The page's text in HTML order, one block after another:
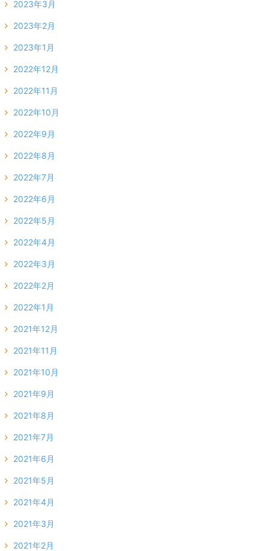
2023年3月
2023年2月
2023年1月
2022年12月
2022年11月
2022年10月
2022年9月
2022年8月
2022年7月
2022年6月
2022年5月
2022年4月
2022年3月
2022年2月
2022年1月
2021年12月
2021年11月
2021年10月
2021年9月
2021年8月
2021年7月
2021年6月
2021年5月
2021年4月
2021年3月
2021年2月